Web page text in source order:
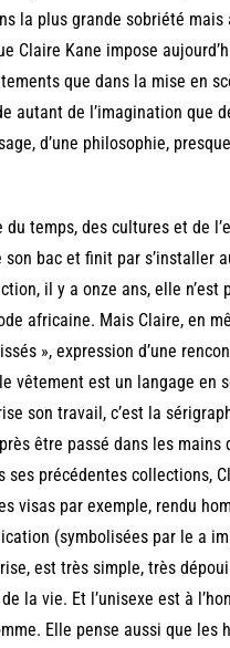
la plus grande sobriété
Claire Kane impose
que dans la mise en
autant de l’imagination que
d’une philosophie,
temps, des cultures et de
bac et finit par s’installer
il y a onze ans, elle n’est
africaine. Mais Claire, en
», expression d’une
vêtement est un langage en
son travail, c’est la
être passé dans les
précédentes collections,
visas par exemple, rendu
(symbolisées par le a
est très simple, très
la vie. Et l’unisexe est à
Elle pense aussi que les